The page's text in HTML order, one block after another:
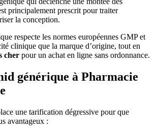
principalement prescrit pour traiter
la conception.
respecte les normes européennes GMP et
clinique que la marque d’origine, tout en
cher pour un achat en ligne sans ordonnance.
générique à Pharmacie
une tarification dégressive pour que
avantageux :